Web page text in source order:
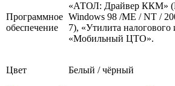
Программное
обеспечение
«АТОЛ: Драйвер ККМ»
Windows 98 /ME / NT /
7), «Утилита налогового
«Мобильный ЦТО».
Цвет Белый / чёрный